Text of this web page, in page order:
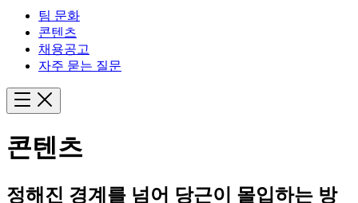
팀 문화
콘텐츠
채용공고
자주 묻는 질문
콘텐츠
정해진 경계를 넘어 당근이 몰입하는 방